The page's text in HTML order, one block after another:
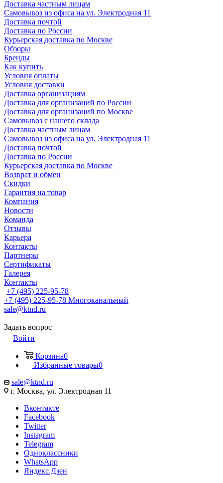
Доставка частным лицам
Самовывоз из офиса на ул. Электродная 11
Доставка почтой
Доставка по России
Курьерская доставка по Москве
Обзоры
Бренды
Как купить
Условия оплаты
Условия доставки
Доставка организациям
Доставка для организаций по России
Доставка для организаций по Москве
Самовывоз с нашего склада
Доставка частным лицам
Самовывоз из офиса на ул. Электродная 11
Доставка почтой
Доставка по России
Курьерская доставка по Москве
Возврат и обмен
Скидки
Гарантия на товар
Компания
Новости
Команда
Отзывы
Карьера
Контакты
Партнеры
Сертификаты
Галерея
Контакты
+7 (495) 225-95-78
+7 (495) 225-95-78 Многоканальный
sale@ktnd.ru
Задать вопрос
Войти
Корзина0
Избранные товары0
sale@ktnd.ru
г. Москва, ул. Электродная 11
Вконтакте
Facebook
Twitter
Instagram
Telegram
Одноклассники
WhatsApp
Яндекс.Дзен